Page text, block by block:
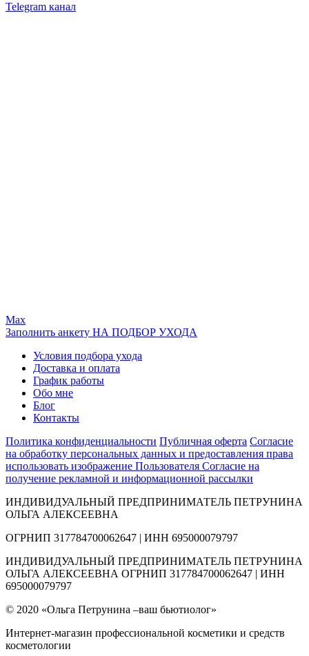
Telegram канал
Max
Заполнить анкету НА ПОДБОР УХОДА
Условия подбора ухода
Доставка и оплата
График работы
Обо мне
Блог
Контакты
Политика конфиденциальности Публичная оферта Согласие
на обработку персональных данных и предоставления права
использовать изображение Пользователя Согласие на
получение рекламной и информационной рассылки
ИНДИВИДУАЛЬНЫЙ ПРЕДПРИНИМАТЕЛЬ ПЕТРУНИНА
ОЛЬГА АЛЕКСЕЕВНА
ОГРНИП 317784700062647 | ИНН 695000079797
ИНДИВИДУАЛЬНЫЙ ПРЕДПРИНИМАТЕЛЬ ПЕТРУНИНА
ОЛЬГА АЛЕКСЕЕВНА ОГРНИП 317784700062647 | ИНН
695000079797
© 2020 «Ольга Петрунина –ваш бьютиолог»
Интернет-магазин профессиональной косметики и средств
косметологии